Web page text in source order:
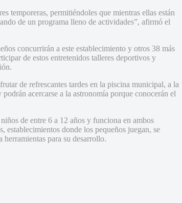
temporeras, permitiéndoles que mientras ellas están
de un programa lleno de actividades”, afirmó el
concurrirán a este establecimiento y otros 38 más
de estos entretenidos talleres deportivos y
de refrescantes tardes en la piscina municipal, a la
acercarse a la astronomía porque conocerán el
de entre 6 a 12 años y funciona en ambos
establecimientos donde los pequeños juegan, se
herramientas para su desarrollo.